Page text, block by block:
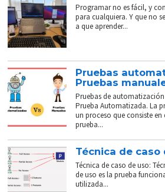
Programar no es fácil, y
para cualquiera. Y que no
a que aprender...
Pruebas
Pruebas
Pruebas de
Prueba Automatizada. La
un proceso que consiste
prueba...
Técnica de caso
Técnica de caso de uso:
de uso es la prueba
utilizada...